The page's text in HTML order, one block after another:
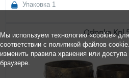
Упаковка 1
Osłonka Kpl
Мы используем технологию «cookie»
соответствии с политикой файлов
изменить правила хранения или
браузере.